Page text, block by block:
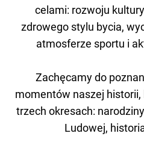
celami: rozwoju
zdrowego stylu bycia,
atmosferze sportu i
Zachęcamy do
momentów naszej
trzech okresach:
Ludowej,